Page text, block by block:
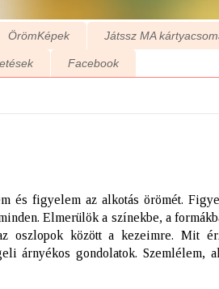
ÖrömKépek Játssz MA
Facebook
és figyelem az alkotás örömét.
Elmerülök a színekbe, a
oszlopok között a kezeimre. Mit
árnyékos gondolatok. Szemlélem,